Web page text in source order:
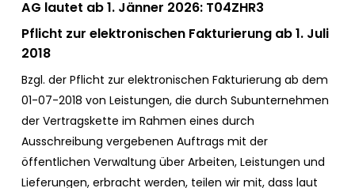
AG lautet ab 1. Jänner 2026: T04ZHR3
Pflicht zur elektronischen Fakturierung ab 1. Juli
2018
Bzgl. der Pflicht zur elektronischen Fakturierung ab dem
01-07-2018 von Leistungen, die durch Subunternehmen
der Vertragskette im Rahmen eines durch
Ausschreibung vergebenen Auftrags mit der
öffentlichen Verwaltung über Arbeiten, Leistungen und
Lieferungen, erbracht werden, teilen wir mit, dass laut